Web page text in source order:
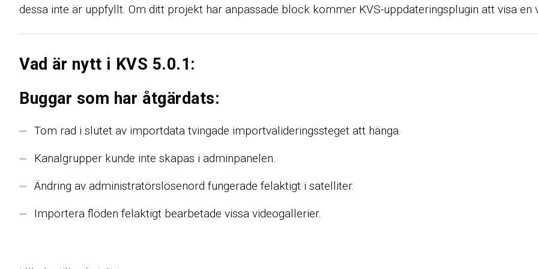
dessa inte är uppfyllt. Om ditt projekt har anpassade block kommer KVS-uppdateringsplugin att visa en
Vad är nytt i KVS 5.0.1:
Buggar som har åtgärdats:
Tom rad i slutet av importdata tvingade importvalideringssteget att hänga.
Kanalgrupper kunde inte skapas i adminpanelen.
Ändring av administratörslösenord fungerade felaktigt i satelliter.
Importera flöden felaktigt bearbetade vissa videogallerier.